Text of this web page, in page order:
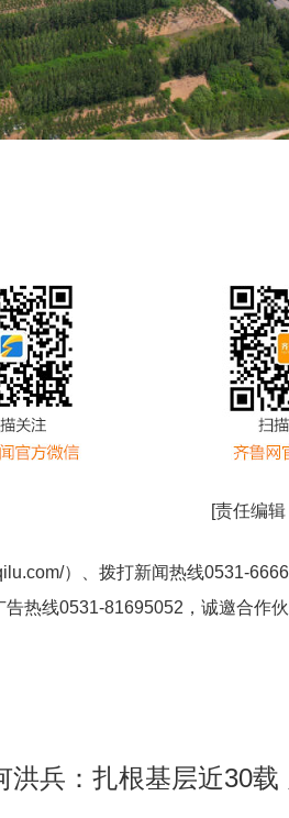
[责任编辑
）、拨打新闻热线0531-
告热线0531-81695052 ，诚邀合作伙
洪兵：扎根基层近30载